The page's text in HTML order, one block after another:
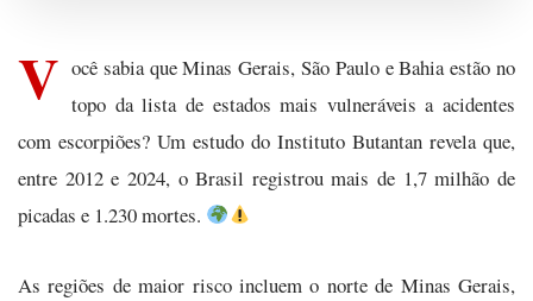
V ocê sabia que Minas Gerais, São Paulo e Bahia estão no
topo da lista de estados mais vulneráveis a acidentes
com escorpiões? Um estudo do Instituto Butantan revela que,
entre 2012 e 2024, o Brasil registrou mais de 1,7 milhão de
picadas e 1.230 mortes.
As regiões de maior risco incluem o norte de Minas Gerais,